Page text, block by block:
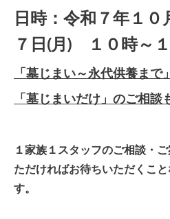
日時：令和７年１０
７ 日(月) １０時～
「墓じまい～永代供養まで
「墓じまいだけ」のご相談
１家族１スタッフのご相談・
ただければお待ちいただくこ
す。